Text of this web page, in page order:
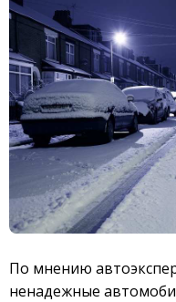
По мнению
ненадежные